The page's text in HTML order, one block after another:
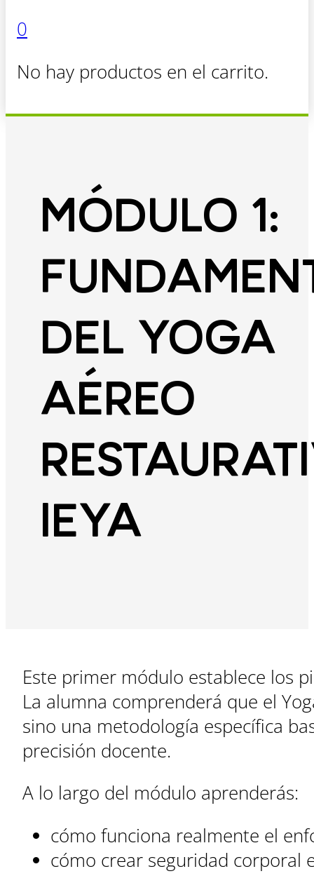
0
No hay productos en el carrito.
MÓDULO 1:
DEL YOGA
AÉREO
IEYA
Este primer módulo establece los
La alumna comprenderá que el
sino una metodología específica
precisión docente.
A lo largo del módulo aprenderás:
cómo funciona realmente el
cómo crear seguridad corporal